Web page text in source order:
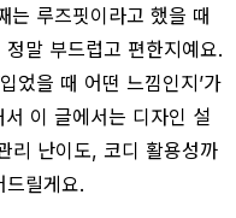
는 루즈핏이라고 했을 때
말 부드럽고 편한지예요.
었을 때 어떤 느낌인지’가
이 글에서는 디자인 설
리 난이도, 코디 활용성까
릴게요.